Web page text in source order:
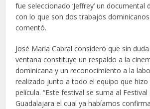
fue seleccionado ‘Jeffrey’ un documental
con lo que son dos trabajos dominicanos
comentó.
José María Cabral consideró que sin
ventana constituye un respaldo a la
dominicana y un reconocimiento a la
realizado junto a todo el equipo que hizo
película. “Este festival se suma al Festival
Guadalajara el cual ya habíamos